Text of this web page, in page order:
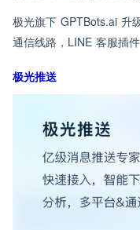
极光旗下 GPTBots.ai 升
通信线路，LINE 客服插
极光推送